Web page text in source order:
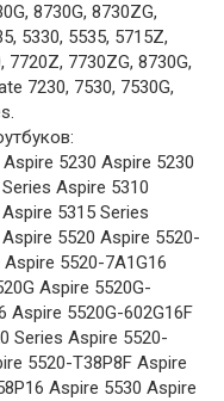
8730G, 8730ZG,
5330, 5535, 5715Z,
7720Z, 7730ZG, 8730G,
7230, 7530, 7530G,
5230 Aspire 5230
Aspire 5310
5315 Series
5520 Aspire 5520-
5520-7A1G16
Aspire 5520G-
Aspire 5520G-602G16F
Series Aspire 5520-
5520-T38P8F Aspire
Aspire 5530 Aspire